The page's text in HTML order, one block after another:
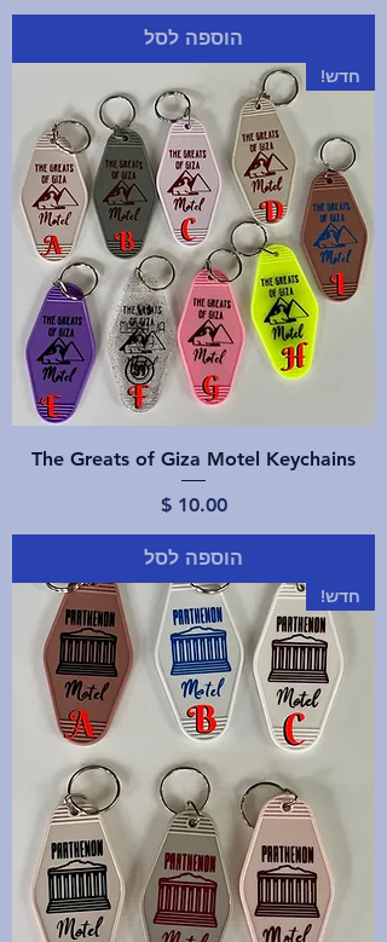
הוספה לסל
חדש!
The Greats of Giza Motel Keychains
מחיר‏10.00 ‏$
הוספה לסל
חדש!